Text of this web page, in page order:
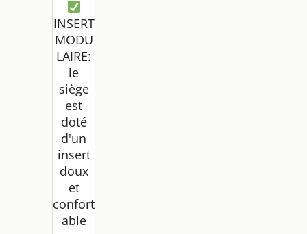
INSERT
MODU
LAIRE:
le
siège
est
doté
d'un
insert
doux
et
confort
able